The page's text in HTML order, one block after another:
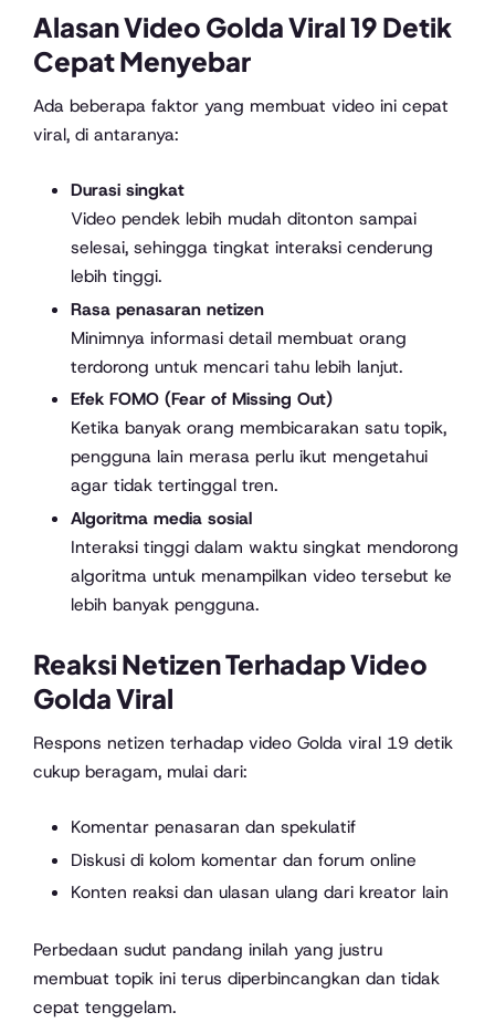
Alasan Video Golda Viral 19 Detik
Cepat Menyebar
Ada beberapa faktor yang membuat video ini cepat
viral, di antaranya:
Durasi singkat
Video pendek lebih mudah ditonton sampai
selesai, sehingga tingkat interaksi cenderung
lebih tinggi.
Rasa penasaran netizen
Minimnya informasi detail membuat orang
terdorong untuk mencari tahu lebih lanjut.
Efek FOMO (Fear of Missing Out)
Ketika banyak orang membicarakan satu topik,
pengguna lain merasa perlu ikut mengetahui
agar tidak tertinggal tren.
Algoritma media sosial
Interaksi tinggi dalam waktu singkat mendorong
algoritma untuk menampilkan video tersebut ke
lebih banyak pengguna.
Reaksi Netizen Terhadap Video
Golda Viral
Respons netizen terhadap video Golda viral 19 detik
cukup beragam, mulai dari:
Komentar penasaran dan spekulatif
Diskusi di kolom komentar dan forum online
Konten reaksi dan ulasan ulang dari kreator lain
Perbedaan sudut pandang inilah yang justru
membuat topik ini terus diperbincangkan dan tidak
cepat tenggelam.